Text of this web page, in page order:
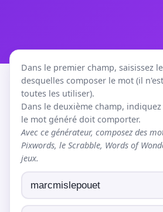
Dans le premier champ, saisissez
desquelles composer le mot (il
toutes les utiliser).
Dans le deuxième champ,
le mot généré doit comporter.
Avec ce générateur, composez des
Pixwords, le Scrabble, Words of
jeux.